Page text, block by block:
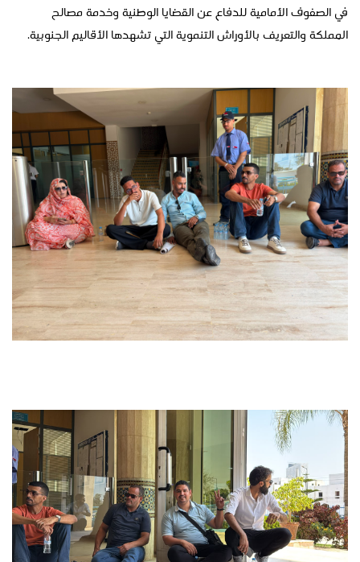
في الصفوف الأمامية للدفاع عن القضايا الوطنية وخدمة مصالح
المملكة والتعريف بالأوراش التنموية التي تشهدها الأقاليم الجنوبية.